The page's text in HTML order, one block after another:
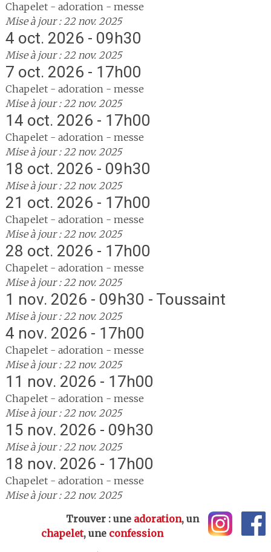
Chapelet - adoration - messe
Mise à jour : 22 nov. 2025
4 oct. 2026 - 09h30
Mise à jour : 22 nov. 2025
7 oct. 2026 - 17h00
Chapelet - adoration - messe
Mise à jour : 22 nov. 2025
14 oct. 2026 - 17h00
Chapelet - adoration - messe
Mise à jour : 22 nov. 2025
18 oct. 2026 - 09h30
Mise à jour : 22 nov. 2025
21 oct. 2026 - 17h00
Chapelet - adoration - messe
Mise à jour : 22 nov. 2025
28 oct. 2026 - 17h00
Chapelet - adoration - messe
Mise à jour : 22 nov. 2025
1 nov. 2026 - 09h30 - Toussaint
Mise à jour : 22 nov. 2025
4 nov. 2026 - 17h00
Chapelet - adoration - messe
Mise à jour : 22 nov. 2025
11 nov. 2026 - 17h00
Chapelet - adoration - messe
Mise à jour : 22 nov. 2025
15 nov. 2026 - 09h30
Mise à jour : 22 nov. 2025
18 nov. 2026 - 17h00
Chapelet - adoration - messe
Mise à jour : 22 nov. 2025
Trouver : une adoration, un
chapelet, une confession